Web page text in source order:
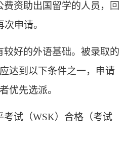
费资助出国留学的人员，回
申请。
较好的外语基础。被录取的
达到以下条件之一，申请
优先选派。
考试（WSK）合格（考试